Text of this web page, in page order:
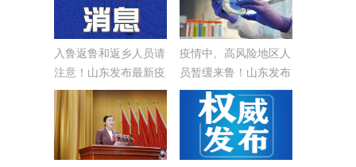
入鲁返鲁和返乡人员请
注意！山东发布最新疫
情防控及健康管理通告
疫情中、高风险地区人
员暂缓来鲁！山东发布
冬春季疫情防控最新通